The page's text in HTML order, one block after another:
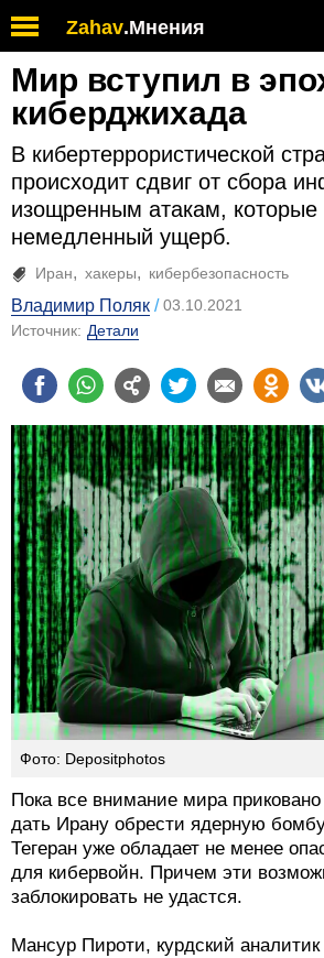
Zahav.Мнения
Мир вступил в
киберджихада
В кибертеррористической
происходит сдвиг от сбора
изощренным атакам, которые
немедленный ущерб.
Иран хакеры кибербезопасность
Владимир Поляк
03.10.2021
Источник: Детали
Фото: Depositphotos
Пока все внимание мира
дать Ирану обрести ядерную
Тегеран уже обладает не менее
для кибервойн. Причем эти
заблокировать не удастся.
Мансур Пироти, курдский